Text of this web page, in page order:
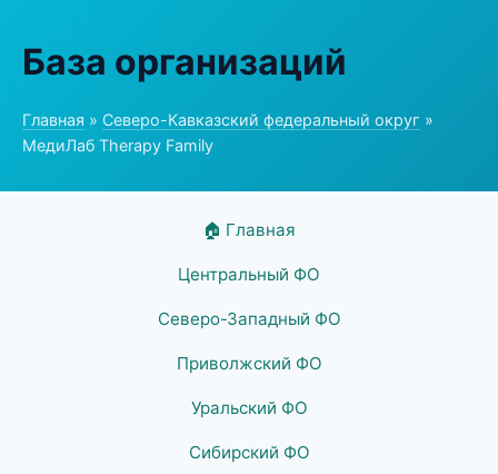
База организаций
Главная » Северо-Кавказский федеральный округ »
МедиЛаб Therapy Family
🏠 Главная
Центральный ФО
Северо-Западный ФО
Приволжский ФО
Уральский ФО
Сибирский ФО